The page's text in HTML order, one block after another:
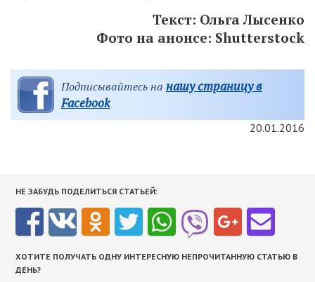
Текст: Ольга Лысенко
Фото на анонсе: Shutterstock
Подписывайтесь на нашу страницу в
Facebook
20.01.2016
НЕ ЗАБУДЬ ПОДЕЛИТЬСЯ СТАТЬЕЙ:
ХОТИТЕ ПОЛУЧАТЬ ОДНУ ИНТЕРЕСНУЮ НЕПРОЧИТАННУЮ СТАТЬЮ В
ДЕНЬ?